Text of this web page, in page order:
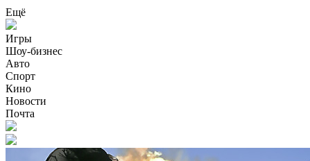
Ещё
Игры
Шоу-бизнес
Авто
Спорт
Кино
Новости
Почта